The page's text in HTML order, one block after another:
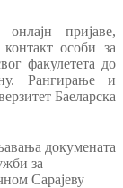
пријаве,
особи за
факулетета до
Рангирање и
Баеларска
докумената
за
Сарајеву